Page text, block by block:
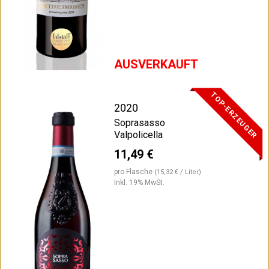
AUSVERKAUFT
TOP-ERZEUGER
2020
Soprasasso
Valpolicella
11,49 €
pro Flasche (15,32 € / Liter)
Inkl. 19% MwSt.